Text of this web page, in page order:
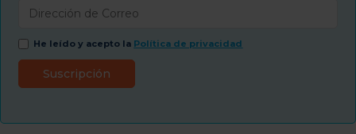
He leído y acepto la Política de privacidad